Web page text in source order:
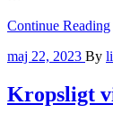
Continue Reading
maj 22, 2023 By
Kropsligt